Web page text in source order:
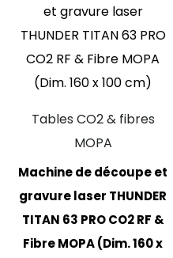
Tables CO2 & fibres
MOPA
Machine de découpe et
gravure laser THUNDER
TITAN 63 PRO CO2 RF &
Fibre MOPA (Dim. 160 x